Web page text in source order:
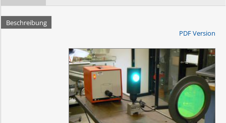
Beschreibung
PDF Version